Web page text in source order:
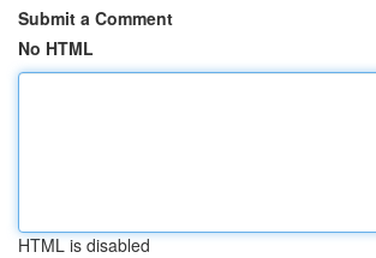
Submit a Comment
No HTML
HTML is disabled